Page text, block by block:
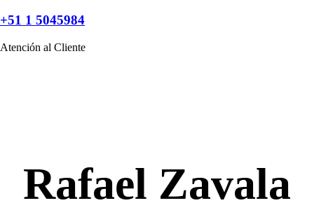
+51 1 5045984
Atención al Cliente
Rafael Zavala